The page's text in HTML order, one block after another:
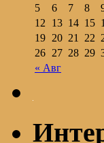
« Авг
5
6 7 8
12
13 14 15
19 20 21 22
26 27 28 29